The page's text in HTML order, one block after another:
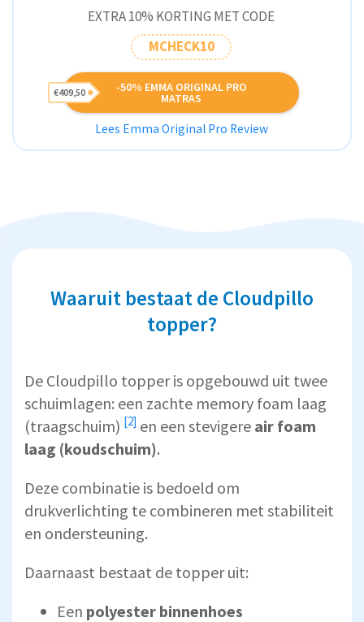
EXTRA 10% KORTING MET CODE
MCHECK10
-50% EMMA ORIGINAL PRO
MATRAS
€409,50
Lees Emma Original Pro Review
Waaruit bestaat de Cloudpillo
topper?
De Cloudpillo topper is opgebouwd uit twee
schuimlagen: een zachte memory foam laag
(traagschuim) [2] en een stevigere air foam
laag (koudschuim).
Deze combinatie is bedoeld om
drukverlichting te combineren met stabiliteit
en ondersteuning.
Daarnaast bestaat de topper uit:
Een polyester binnenhoes